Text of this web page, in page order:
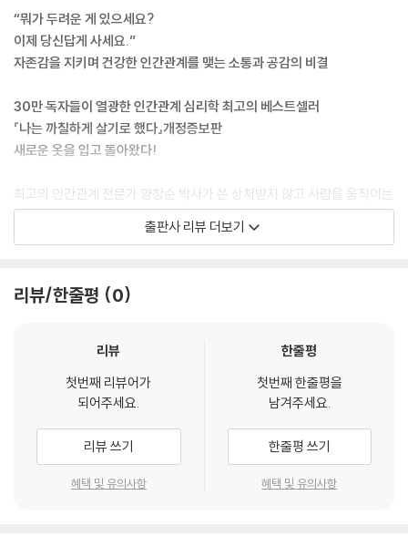
늘 말하지만, 인간은 누구나 지독하게 나르시시즘적인 존재다. 지금 이 순
간의 나만큼 세상에서 중요한 사람은 없다. 호르헤 보르헤스가 『끝없이 두
갈래로 갈라지는 길들이 있는 정원』에서 표현한 저 유명한 문장, ‘수십, 수
에, 땅에, 바다에 수많은 사람이 있지만 실제로 일어나는 일은 바로 나한테
일어난 일뿐이다’라는 말이 의미하는 바가 무엇인가? 보르헤스는 오로지
지금의 자신에게 집중할 수밖에 없는 인간의 모습을 묘사하고 있는 것이
우린 내 부모도 마음에 안들 때가 많다. 그래서 아이들이 어릴 적에 지금의
부모는 진짜가 아니고 어딘가에 완벽한 내 부모가 있을 것이라는 환상을
품는 건지도 모른다. 그뿐인가. 내가 낳은 내 아이도 마음에 안 들 때가 한
음에 드는 경우는 거의 없다고 봐야 한다. --- p.74
이 없으면 이번에는 스스로를 고통스럽게 만든다는 사실이다. 인간은 행복
을 추구하면서 또한 스스로를 불행하게 만드는 이상한 존재들이기 때문이
다. 그러므로 인간은 무엇보다도 먼저 자신이 누구인지, 어떤 모습을 하고
있는지를 알 필요가 있다. 내 안에 있으면서 스스로를 괴롭히는 것들은 무
엇인지, 내가 갖고 태어난 잠재능력은 무엇인지를 알아야 하는 것이다. 그
것이 외부세계와 대적해 인생을 살아나가면서 자기를 발전시키는 첫 번째
과정이다. --- pp.87-88
“뭐가 두려운 게 있으세요?
이제 당신답게 사세요.”
자존감을 지키며 건강한 인간관계를 맺는 소통과 공감의 비결
30만 독자들이 열광한 인간관계 심리학 최고의 베스트셀러
『나는 까칠하게 살기로 했다』개정증보판
새로운 옷을 입고 돌아왔다!
최고의 인간관계 전문가 양창순 박사가 쓴 상처받지 않고 사람을 움직이는
관계의 심리학.
많은 독자들에게 꾸준히 사랑을 받으며 최고 베스트셀러로 자리매김한
이번 개정증보판에는 기존 책을 읽었던 독자들의 요구에 따라 ‘건강한 까
심리 유형 8가지를 새롭게 수록했다. 자신이 어떤 유형인지 알아보고 상대
기 위해서는 어떤 선택을 하고 행동해야 할 것인지를 친절하고 구체적으로
소개하고 있다.
자신의 자존감을 지키면서도 사람의 마음을 움직이는 심리적인 방법을 다
양한 임상 사례와 심리학 이론을 통해 통찰력 있게 풀어낸 이 책을 통해 모
두가 인간관계에 대한 두려움을 없애주는 힘을 ‘건강한 까칠함’에서 찾아
출판사 리뷰 더보기
리뷰/한줄평 0
리뷰
첫번째 리뷰어가
되어주세요.
리뷰 쓰기
혜택 및 유의사항
한줄평
첫번째 한줄평을
남겨주세요.
한줄평 쓰기
혜택 및 유의사항